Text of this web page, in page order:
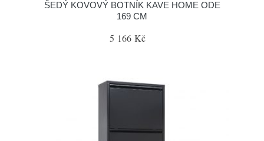
ŠEDÝ KOVOVÝ BOTNÍK KAVE HOME ODE
169 CM
5 166 Kč